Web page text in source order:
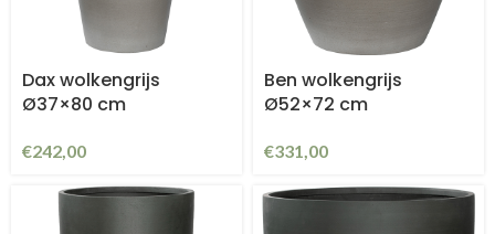
Dax wolkengrijs
Ø37×80 cm
€242,00
Ben wolkengrijs
Ø52×72 cm
€331,00